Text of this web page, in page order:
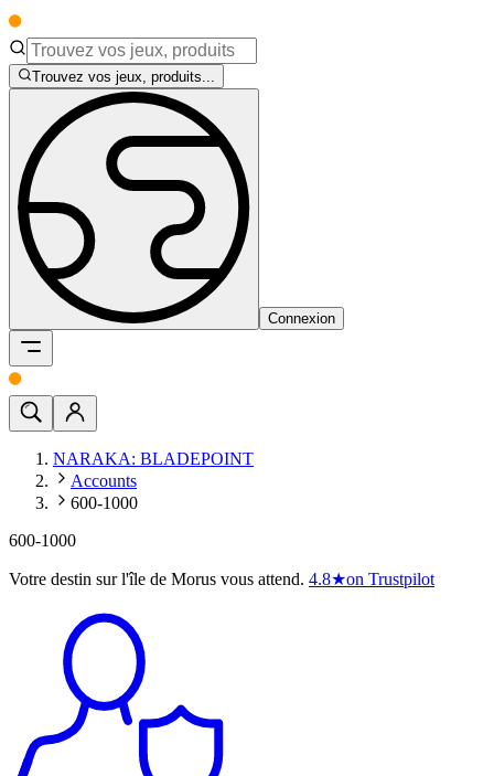
Trouvez vos jeux, produits...
Connexion
NARAKA: BLADEPOINT
Accounts
600-1000
600-1000
Votre destin sur l'île de Morus vous attend. 4.8★on Trustpilot